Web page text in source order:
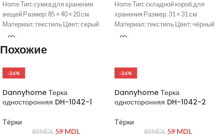
Home Тип: сумка для хранения
вещей Размер: 85 × 40 × 20 см
Материал: текстиль Цвет: серый
Конструкция: складная Застёжка:
молния
Home Тип: складной короб для
хранения Размер: 31 × 31 см
Материал: текстиль Цвет: чёрный
Конструкция: складная
Похожие
-26%
Dannyhome Терка
односторонняя DH-1042-1
Тёрки
80MDL 59 MDL
-26%
Dannyhome Терка
односторонняя DH-1042-2
Тёрки
80MDL 59 MDL